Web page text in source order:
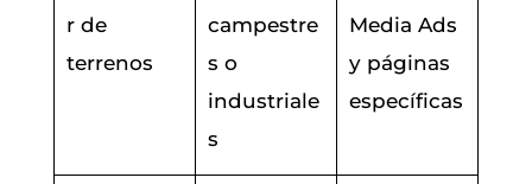
r de
terrenos
campestre
s o
industriale
s
Media Ads
y páginas
específicas